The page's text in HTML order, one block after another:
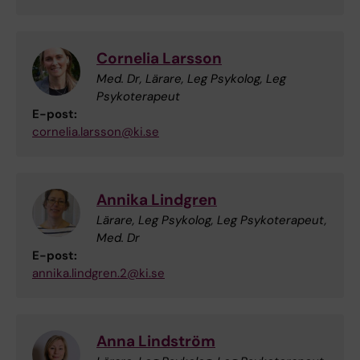
Cornelia Larsson
Med. Dr, Lärare, Leg Psykolog, Leg
Psykoterapeut
E-post:
cornelia.larsson@ki.se
Annika Lindgren
Lärare, Leg Psykolog, Leg Psykoterapeut,
Med. Dr
E-post:
annika.lindgren.2@ki.se
Anna Lindström